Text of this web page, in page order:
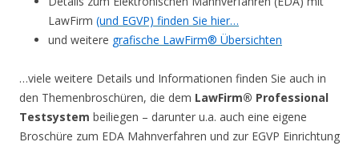
LawFirm (und EGVP) finden Sie hier…
und weitere grafische LawFirm® Übersichten
…viele weitere Details und Informationen finden Sie auch in
den Themenbroschüren, die dem LawFirm® Professional
Testsystem beiliegen – darunter u.a. auch eine eigene
Broschüre zum EDA Mahnverfahren und zur EGVP Einrichtung